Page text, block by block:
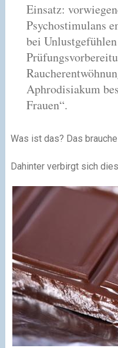
Einsatz:
Psychostimulans
bei
Aphrodisiakum
Frauen“.
Was ist das? Das
Dahinter verbirgt sich